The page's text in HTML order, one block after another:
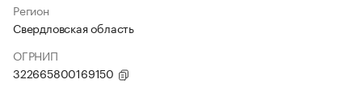
Регион
Свердловская область
ОГРНИП
322665800169150